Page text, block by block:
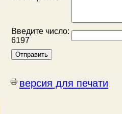
Введите число:
6197
версия для печати